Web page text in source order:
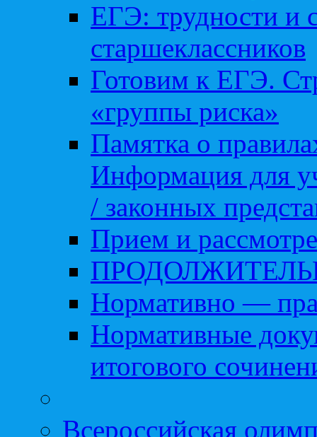
ЕГЭ: трудности и
старшеклассников
Готовим к ЕГЭ.
«группы риска»
Памятка о
Информация для
/ законных
Прием и
Нормативно —
Нормативные
итогового
Всероссийская